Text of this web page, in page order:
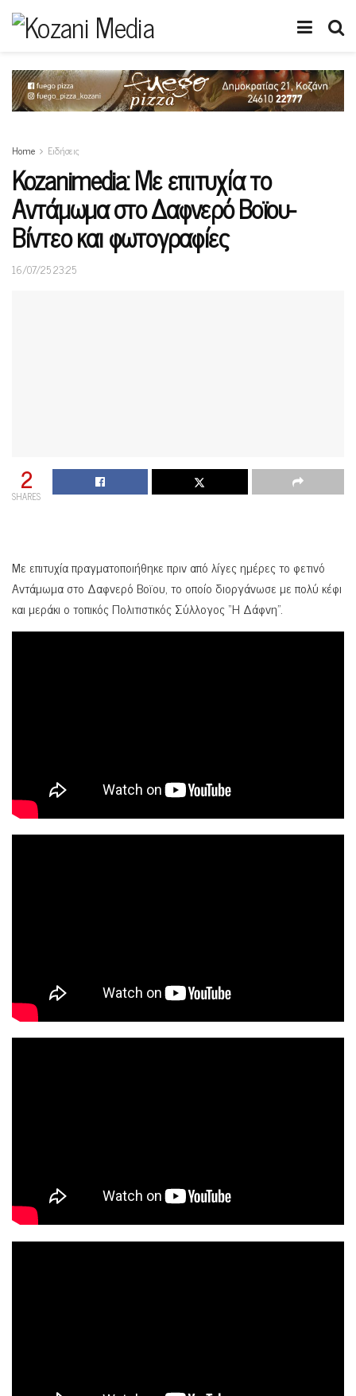
Home Ειδήσεις
Kozanimedia: Με επιτυχία το
Αντάμωμα στο Δαφνερό Βοϊου-
Βίντεο και φωτογραφίες
16/07/25 23:25
2
SHARES
Mε επιτυχία πραγματοποιήθηκε πριν από λίγες ημέρες το φετινό
Αντάμωμα στο Δαφνερό Βοϊου, το οποίο διοργάνωσε με πολύ κέφι
και μεράκι ο τοπικός Πολιτιστικός Σύλλογος “Η Δάφνη”.